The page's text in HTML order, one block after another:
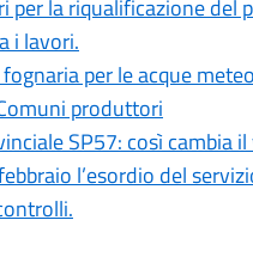
per la riqualificazione del
i lavori.
per le acque
produttori
SP57: così cambia
l’esordio del